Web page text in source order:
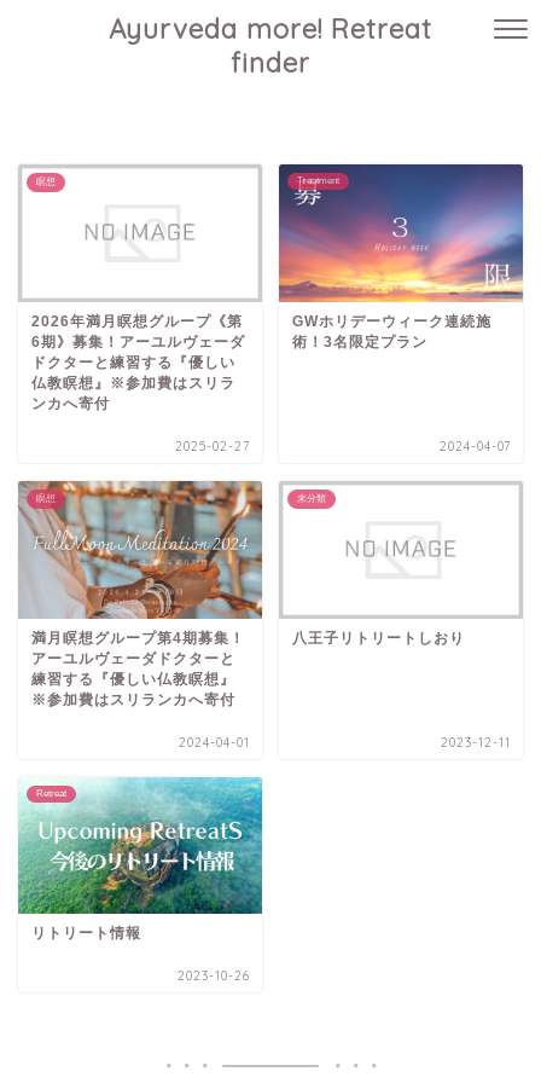
Ayurveda more! Retreat
finder
瞑想
2026年満月瞑想グループ《第
6期》募集！アーユルヴェーダ
ドクターと練習する『優しい
仏教瞑想』※参加費はスリラ
ンカへ寄付
2025-02-27
Treatment
GWホリデーウィーク連続施
術！3名限定プラン
2024-04-07
瞑想
満月瞑想グループ第4期募集！
アーユルヴェーダドクターと
練習する『優しい仏教瞑想』
※参加費はスリランカへ寄付
2024-04-01
未分類
八王子リトリートしおり
2023-12-11
Retreat
リトリート情報
2023-10-26